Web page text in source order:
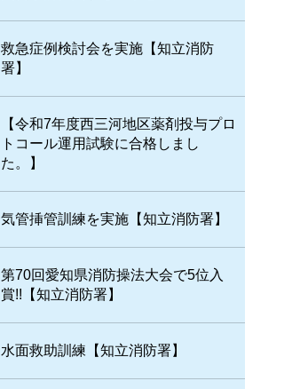
救急症例検討会を実施【知立消防
署】
【令和7年度西三河地区薬剤投与プロ
トコール運用試験に合格しまし
た。】
気管挿管訓練を実施【知立消防署】
第70回愛知県消防操法大会で5位入
賞!!【知立消防署】
水面救助訓練【知立消防署】